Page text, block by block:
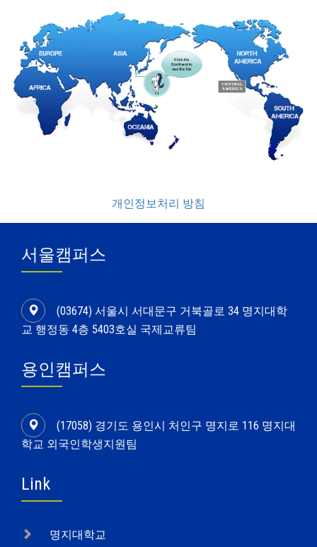
개인정보처리 방침
서울캠퍼스
(03674) 서울시 서대문구 거북골로 34 명지대학
교 행정동 4층 5403호실 국제교류팀
용인캠퍼스
(17058) 경기도 용인시 처인구 명지로 116 명지대
학교 외국인학생지원팀
Link
명지대학교